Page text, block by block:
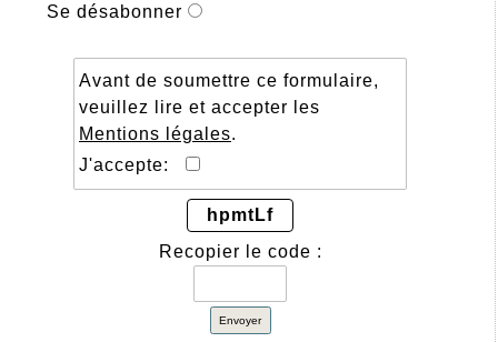
Se désabonner
Avant de soumettre ce formulaire,
veuillez lire et accepter les
Mentions légales.
J'accepte:
hpmtLf
Recopier le code :
Envoyer